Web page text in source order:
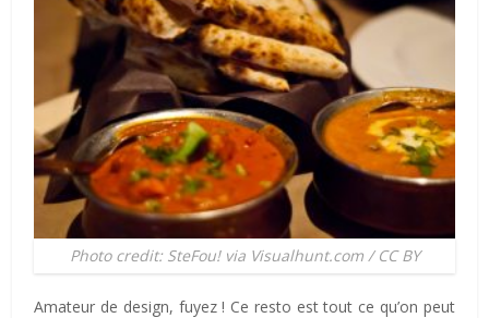
Photo credit: SteFou! via Visualhunt.com / CC BY
Amateur de design, fuyez ! Ce resto est tout ce qu’on peut